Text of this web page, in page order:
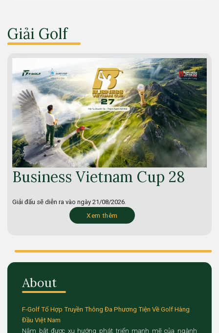
Giải Golf
Business Vietnam Cup 28
Giải đấu sẽ diễn ra vào ngày 21/08/2026.
Xem thêm
About
F-Golf Tổ Hợp Truyền Thông Đa Phương Tiện Về Golf Hàng
Đầu Việt Nam
Nắm bắt được xu hướng phát triển mạnh mẽ của ngành